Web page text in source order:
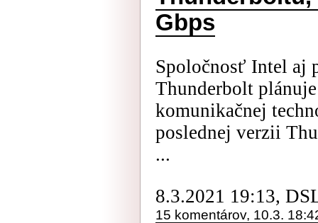
Gbps
Spoločnosť Intel aj
Thunderbolt
komunikačnej
poslednej verzii
...
8.3.2021 19:13,
15 komentárov, 10.3.